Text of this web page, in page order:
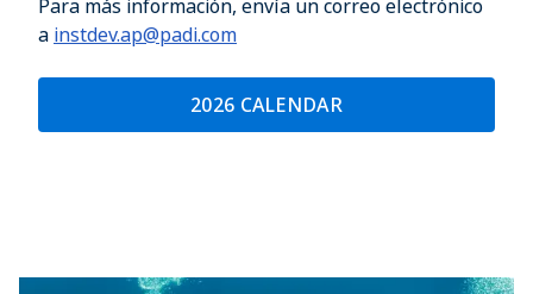
Para más información, envía un correo electrónico
a instdev.ap@padi.com
2026 CALENDAR